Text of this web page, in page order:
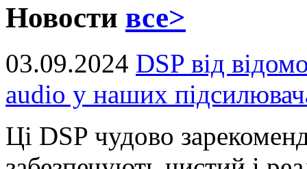
Новости все>
03.09.2024 DSP від
audio у наших
Ці DSP чудово